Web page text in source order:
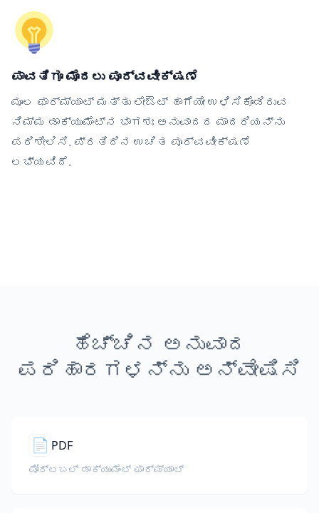
ಪಾವತಿಗೂ ಮೊದಲು ಪೂರ್ವವೀಕ್ಷಣೆ
ಮೂಲ ಫಾರ್ಮ್ಯಾಟ್ ಮತ್ತು ಲೇಔಟ್ ಹಾಗೆಯೇ ಉಳಿಸಿಕೊಂಡಿರುವ
ನಿಮ್ಮ ಡಾಕ್ಯುಮೆಂಟ್‌ನ ಭಾಗಶಃ ಅನುವಾದದ ಮಾದರಿಯನ್ನು
ಪರಿಶೀಲಿಸಿ. ಪ್ರತಿದಿನ ಉಚಿತ ಪೂರ್ವವೀಕ್ಷಣೆ
ಲಭ್ಯವಿದೆ.
ಹೆಚ್ಚಿನ ಅನುವಾದ
ಪರಿಹಾರಗಳನ್ನು ಅನ್ವೇಷಿಸಿ
📄 PDF
ಪೋರ್ಟಬಲ್ ಡಾಕ್ಯುಮೆಂಟ್ ಫಾರ್ಮ್ಯಾಟ್